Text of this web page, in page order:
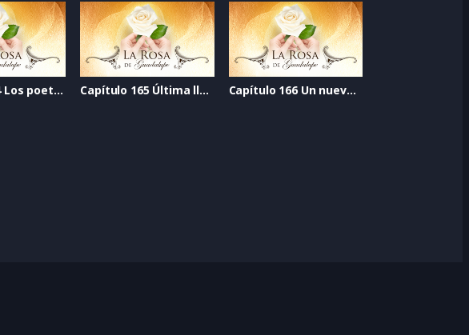
Capítulo 164 Los poetas malditos Capítulo 165 Última llamada al perdón Capítulo 166 Un nuevo corazón